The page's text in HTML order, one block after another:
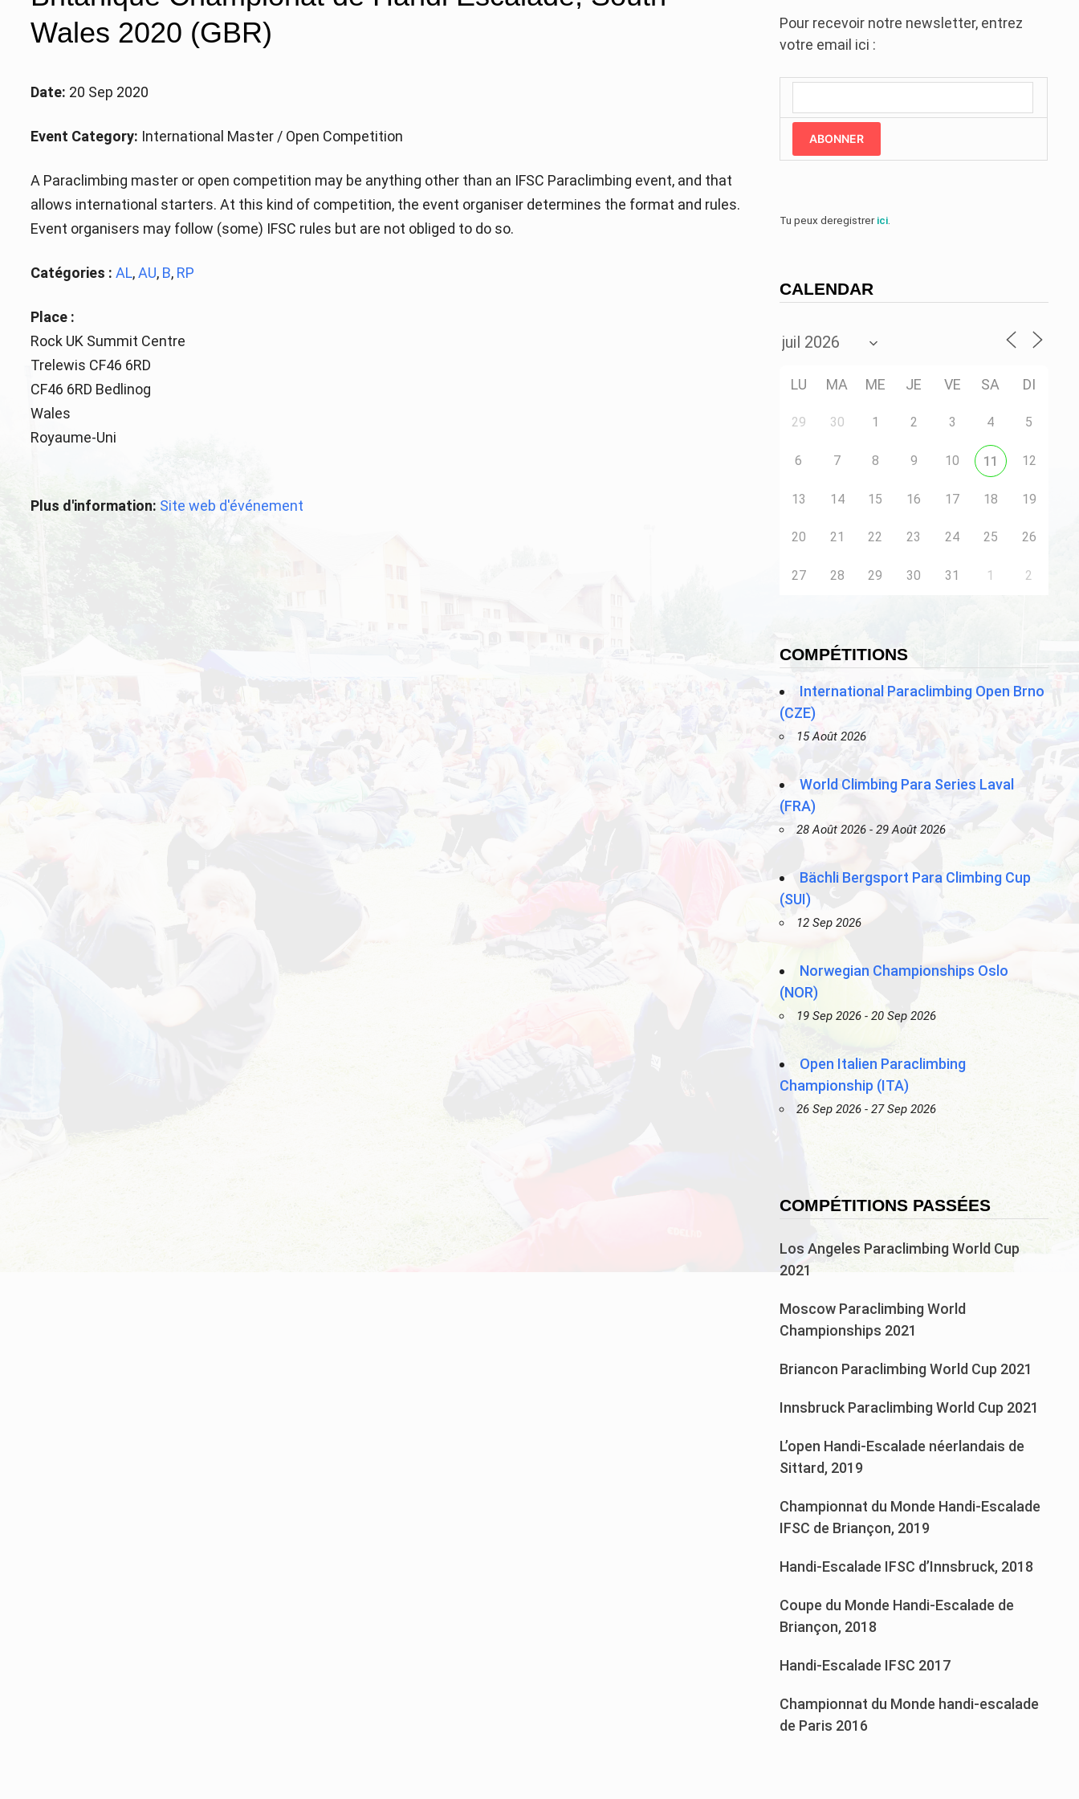
Wales 2020 (GBR)
Date: 20 Sep 2020
Event Category: International Master / Open Competition
A Paraclimbing master or open competition may be anything other than an IFSC Paraclimbing event, and that
allows international starters. At this kind of competition, the event organiser determines the format and rules.
Event organisers may follow (some) IFSC rules but are not obliged to do so.
Catégories : AL,AU, B, RP
Place :
Rock UK Summit Centre
Trelewis CF46 6RD
CF46 6RD Bedlinog
Wales
Royaume-Uni
Plus d'information: Site web d'événement
Pour recevoir notre newsletter, entrez
votre email ici :
ABONNER
Tu peux deregistrerici.
CALENDAR
LU MA ME JE VE SA DI
29 30 1 2 3 4 5
6 7 8 9 10 11 12
13 14 15 16 17 18 19
20 21 22 23 24 25 26
27 28 29 30 31 1 2
COMPÉTITIONS
International Paraclimbing Open Brno
(CZE)
15 Août 2026
World Climbing Para Series Laval
(FRA)
28 Août 2026 - 29 Août 2026
Bächli Bergsport Para Climbing Cup
(SUI)
12 Sep 2026
Norwegian Championships Oslo
(NOR)
19 Sep 2026 - 20 Sep 2026
Open Italien Paraclimbing
Championship (ITA)
26 Sep 2026 - 27 Sep 2026
COMPÉTITIONS PASSÉES
Los Angeles Paraclimbing World Cup
2021
Moscow Paraclimbing World
Championships 2021
Briancon Paraclimbing World Cup 2021
Innsbruck Paraclimbing World Cup 2021
L’open Handi-Escalade néerlandais de
Sittard, 2019
Championnat du Monde Handi-Escalade
IFSC de Briançon, 2019
Handi-Escalade IFSC d’Innsbruck, 2018
Coupe du Monde Handi-Escalade de
Briançon, 2018
Handi-Escalade IFSC 2017
Championnat du Monde handi-escalade
de Paris 2016